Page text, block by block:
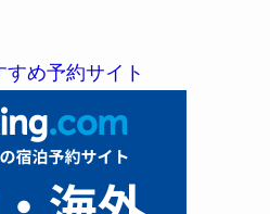
すめ予約サイト